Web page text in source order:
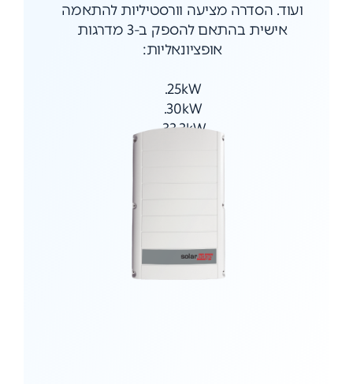
ועוד. הסדרה מציעה וורסטיליות להתאמה
אישית בהתאם להספק ב-3 מדרגות
אופציונאליות:
25kW.
30kW.
33.3kW.